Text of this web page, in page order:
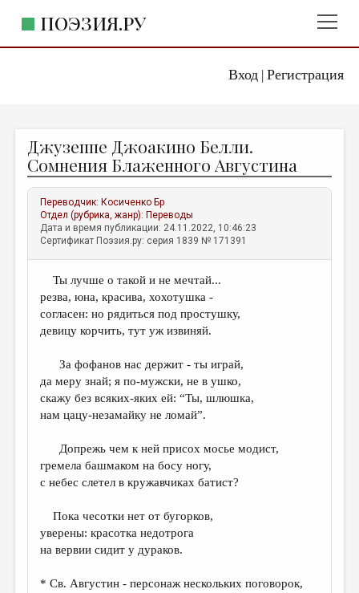
Вход| Регистрация
ПОЭЗИЯ.РУ
ЖАНРЫ
АВТОРЫ
КОММЕНТАРИИ
ЛИТСАЛОН
ПРАВИЛА САЙТА
ОТДЕЛЫ И РУБРИКИ
ДАЙДЖЕСТ
ПРОИЗВЕДЕНИЯ
КОНКУРСЫ
КНИЖНАЯ ПОЛКА
ОБЗОР ЛИТЕРАТУРЫ
СТРАНИЦЫ ПАМЯТИ
Джузеппе Джоакино Белли.
Сомнения Блаженного Августина
Переводчик: Косиченко Бр
Отдел (рубрика, жанр): Переводы
Дата и время публикации: 24.11.2022, 10:46:23
Сертификат Поэзия.ру: серия 1839 № 171391
Ты лучше о такой и не мечтай...
резва, юна, красива, хохотушка -
согласен: но рядиться под простушку,
девицу корчить, тут уж извиняй.
За фофанов нас держит - ты играй,
да меру знай; я по-мужски, не в ушко,
скажу без всяких-яких ей: “Ты, шлюшка,
нам цацу-незамайку не ломай”.
Допрежь чем к ней присох мосье модист,
гремела башмаком на босу ногу,
с небес слетел в кружавчиках батист?
Пока чесотки нет от бугорков,
уверены: красотка недотрога
на вервии сидит у дураков.
* Св. Августин - персонаж нескольких поговорок,